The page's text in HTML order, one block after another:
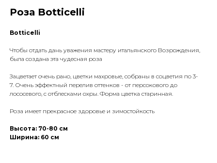
Роза Botticelli
Botticelli
Чтобы отдать дань уважения мастеру итальянского Возрождения,
была создана эта чудесная роза
Зацветает очень рано, цветки махровые, собраны в соцветия по 3-
7. Очень эффектный перелив оттенков - от персокового до
лососевого, с отблесками охры. Форма цветка старинная.
Роза имеет прекрасное здоровье и зимостойкость
Высота: 70-80 см
Ширина: 60 см